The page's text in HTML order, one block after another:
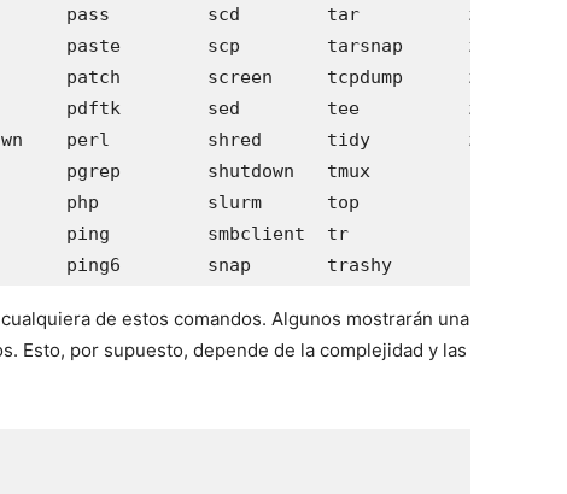
pass         scd        tar          z
paste        scp        tarsnap      zfs
patch        screen     tcpdump      zip
pdftk        sed        tee          zoneadm
perl         shred      tidy         zsh
pgrep        shutdown   tmux
php          slurm      top
ping         smbclient  tr
de estos comandos. Algunos mostrarán una
Esto, por supuesto, depende de la complejidad y las